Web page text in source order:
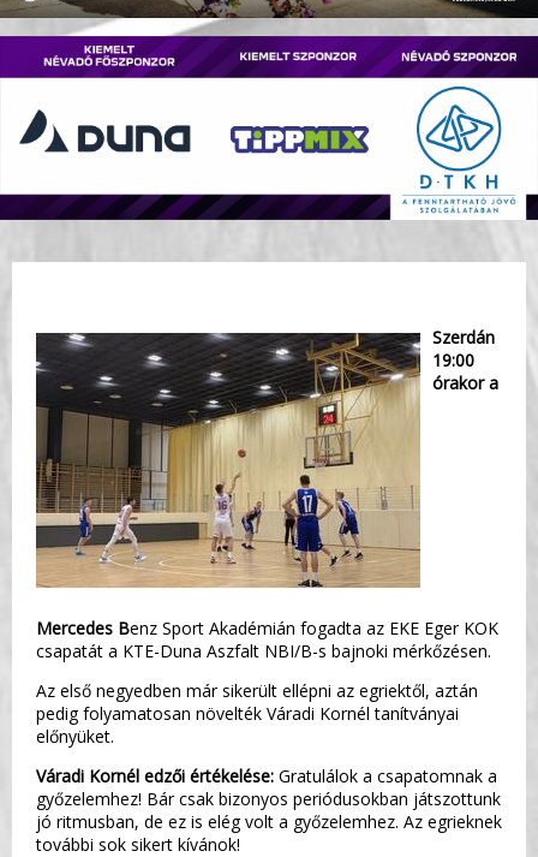
Szerdán
19:00
órakor a
Mercedes Benz Sport Akadémián fogadta az EKE Eger KOK
csapatát a KTE-Duna Aszfalt NBI/B-s bajnoki mérkőzésen.
Az első negyedben már sikerült ellépni az egriektől, aztán
pedig folyamatosan növelték Váradi Kornél tanítványai
előnyüket.
Váradi Kornél edzői értékelése: Gratulálok a csapatomnak a
győzelemhez! Bár csak bizonyos periódusokban játszottunk
jó ritmusban, de ez is elég volt a győzelemhez. Az egrieknek
további sok sikert kívánok!